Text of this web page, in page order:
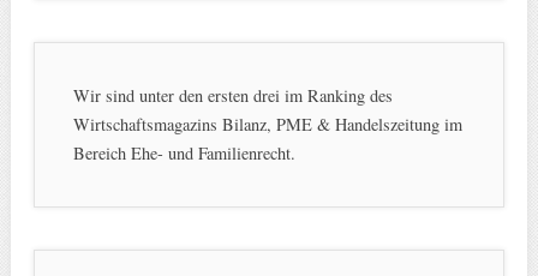
Wir sind unter den ersten drei im Ranking des
Wirtschaftsmagazins Bilanz, PME & Handelszeitung im
Bereich Ehe- und Familienrecht.